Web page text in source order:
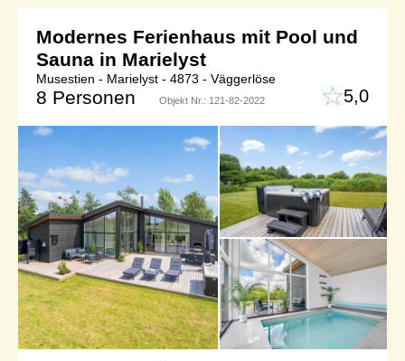
Modernes Ferienhaus mit Pool und
Sauna in Marielyst
Musestien - Marielyst - 4873 - Väggerlöse
8 Personen Objekt Nr.: 121-82-2022 5,0